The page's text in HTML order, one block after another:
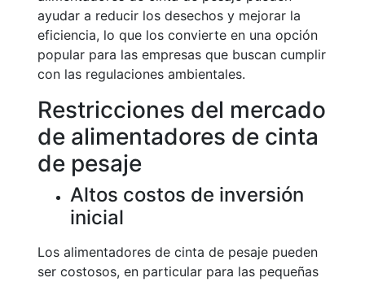
ayudar a reducir los desechos y mejorar la
eficiencia, lo que los convierte en una opción
popular para las empresas que buscan cumplir
con las regulaciones ambientales.
Restricciones del mercado
de alimentadores de cinta
de pesaje
Altos costos de inversión
inicial
Los alimentadores de cinta de pesaje pueden
ser costosos, en particular para las pequeñas